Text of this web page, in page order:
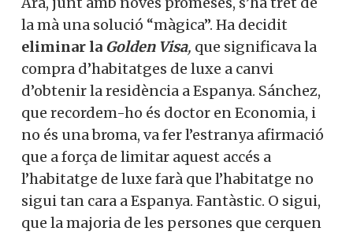
la mà una solució “màgica”. Ha decidit
eliminar la Golden Visa, que significava la
compra d’habitatges de luxe a canvi
d’obtenir la residència a Espanya. Sánchez,
que recordem-ho és doctor en Economia, i
no és una broma, va fer l’estranya afirmació
que a força de limitar aquest accés a
l’habitatge de luxe farà que l’habitatge no
sigui tan cara a Espanya. Fantàstic. O sigui,
que la majoria de les persones que cerquen